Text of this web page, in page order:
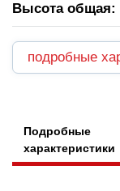
Высота общая:
подробные
Подробные
характеристики